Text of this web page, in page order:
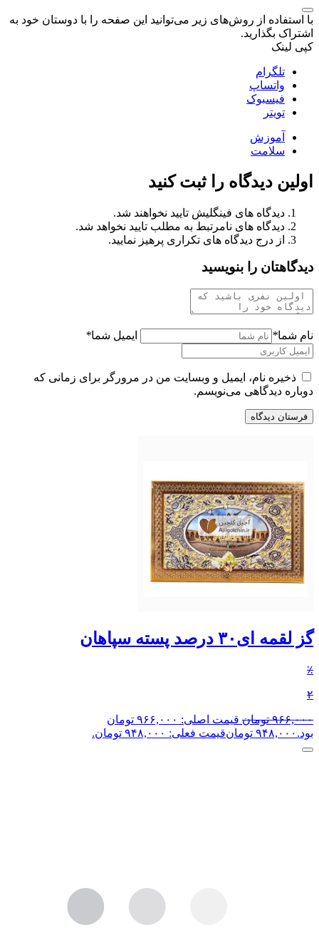
با استفاده از روش‌های زیر می‌توانید این صفحه را با دوستان خود به
اشتراک بگذارید.
کپی لینک
تلگرام
واتساپ
فیسبوک
تویتر
آموزش
سلامت
اولین دیدگاه را ثبت کنید
دیدگاه های فینگلیش تایید نخواهند شد.
دیدگاه های نامرتبط به مطلب تایید نخواهد شد.
از درج دیدگاه های تکراری پرهیز نمایید.
دیدگاهتان را بنویسید
نام شما* ایمیل شما*
ذخیره نام، ایمیل و وبسایت من در مرورگر برای زمانی که
دوباره دیدگاهی می‌نویسم.
گز لقمه ای۳۰ درصد پسته سپاهان
٪
۲
۹۶۶,۰۰۰ تومان
قیمت اصلی: ۹۶۶,۰۰۰ تومان
بود. ۹۴۸,۰۰۰ تومانقیمت فعلی: ۹۴۸,۰۰۰ تومان.